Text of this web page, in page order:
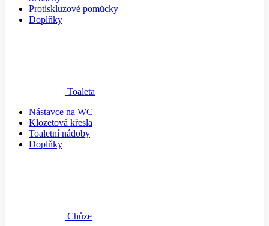
Protiskluzové pomůcky
Doplňky
Toaleta
Nástavce na WC
Klozetová křesla
Toaletní nádoby
Doplňky
Chůze